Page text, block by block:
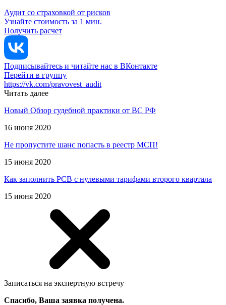
Аудит со страховкой от рисков
Узнайте стоимость за 1 мин.
Получить расчет
Подписывайтесь и читайте нас в ВКонтакте
Перейти в группу
https://vk.com/pravovest_audit
Читать далее
Новый Обзор судебной практики от ВС РФ
16 июня 2020
Не пропустите шанс попасть в реестр МСП!
15 июня 2020
Как заполнить РСВ с нулевыми тарифами второго квартала
15 июня 2020
Записаться на экспертную встречу
Спасибо, Ваша заявка получена.